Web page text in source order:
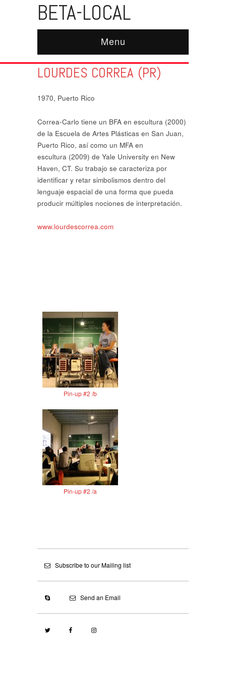
BETA-LOCAL
Menu
LOURDES CORREA (PR)
1970, Puerto Rico
Correa-Carlo tiene un BFA en escultura (2000)
de la Escuela de Artes Plásticas en San Juan,
Puerto Rico, así como un MFA en
escultura (2009) de Yale University en New
Haven, CT. Su trabajo se caracteriza por
identificar y retar simbolismos dentro del
lenguaje espacial de una forma que pueda
producir múltiples nociones de interpretación.
www.lourdescorrea.com
Pin-up #2 /b
Pin-up #2 /a
Subscribe to our Mailing list
Send an Email